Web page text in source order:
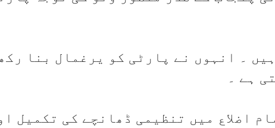
۔ انہوں نے پارٹی کو یرغمال بنا
ہے ۔
اضلاع میں تنظیمی ڈھانچے کی تکمیل